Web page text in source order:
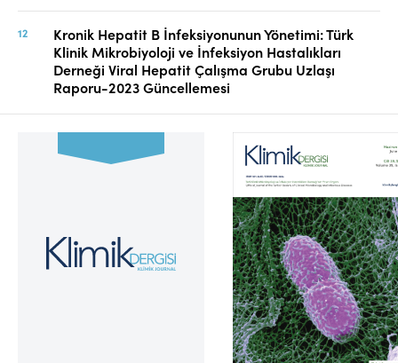
Kronik Hepatit B İnfeksiyonunun Yönetimi: Türk
Klinik Mikrobiyoloji ve İnfeksiyon Hastalıkları
Derneği Viral Hepatit Çalışma Grubu Uzlaşı
Raporu-2023 Güncellemesi